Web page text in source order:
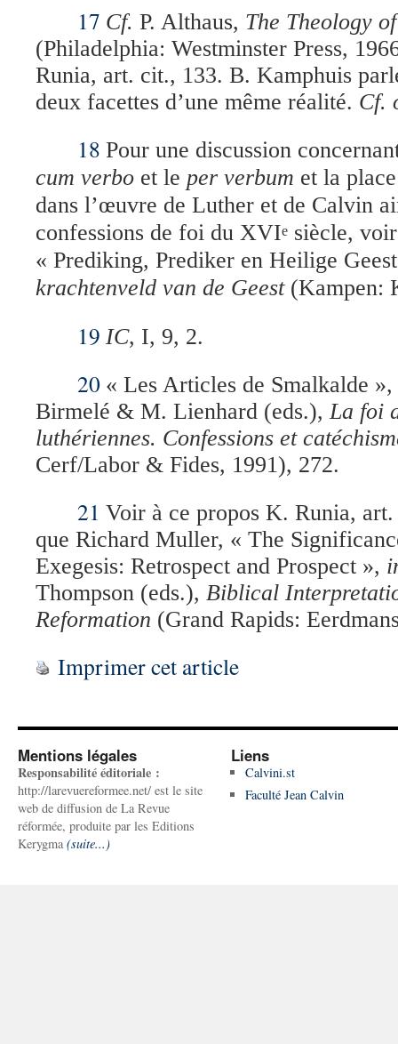
17 Cf. P. Althaus, The Theology
(Philadelphia: Westminster Press,
Runia, art. cit., 133. B. Kamphuis
deux facettes d’une même réalité. Cf.
18 Pour une discussion
cum verbo et le per verbum et la
dans l’œuvre de Luther et de Calvin
confessions de foi du XVIe siècle,
« Prediking, Prediker en Heilige
krachtenveld van de Geest(Kampen:
19 IC, I, 9, 2.
20 «Les Articles de Smalkalde
Birmelé & M. Lienhard (eds.),La foi
luthériennes. Confessions et
Cerf/Labor & Fides, 1991), 272.
21 Voir à ce propos K. Runia,
que Richard Muller, « The
Exegesis: Retrospect and Prospect »,
Thompson (eds.), Biblical
Reformation (Grand Rapids:
Imprimer cet article
Mentions légales
Responsabilité éditoriale :
http://larevuereformee.net/ est le site
web de diffusion de La Revue
réformée, produite par les Editions
Kerygma (suite...)
Liens
Calvini.st
Faculté Jean Calvin